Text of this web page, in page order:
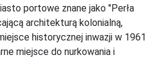
portowe znane jako "Perła
architekturą kolonialną,
historycznej inwazji w 1961
miejsce do nurkowania i